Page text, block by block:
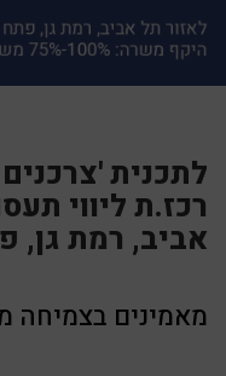
לתכנית
רכז.ת ליווי
אביב, רמת גן,
מאמינים בצמיחה